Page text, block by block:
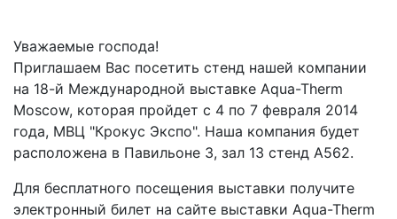
Уважаемые господа!
Приглашаем Вас посетить стенд нашей компании
на 18-й Международной выставке Aqua-Therm
Moscow, которая пройдет с 4 по 7 февраля 2014
года, МВЦ "Крокус Экспо". Наша компания будет
расположена в Павильоне 3, зал 13 стенд А562.
Для бесплатного посещения выставки получите
электронный билет на сайте выставки Aqua-Therm